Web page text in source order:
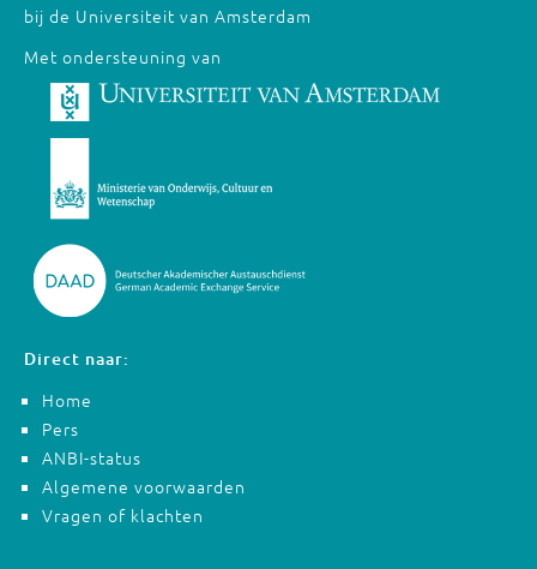
bij de Universiteit van Amsterdam
Met ondersteuning van
Direct naar:
Home
Pers
ANBI-status
Algemene voorwaarden
Vragen of klachten